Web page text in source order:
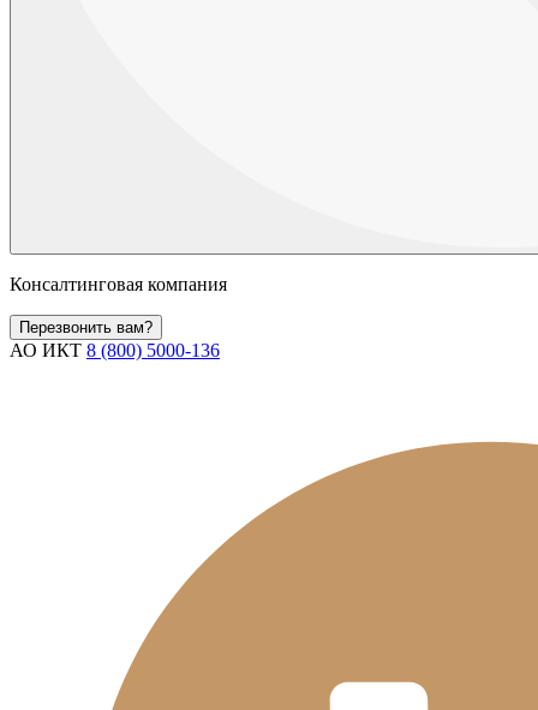
Консалтинговая компания
Перезвонить вам?
АО ИКТ 8 (800) 5000-136